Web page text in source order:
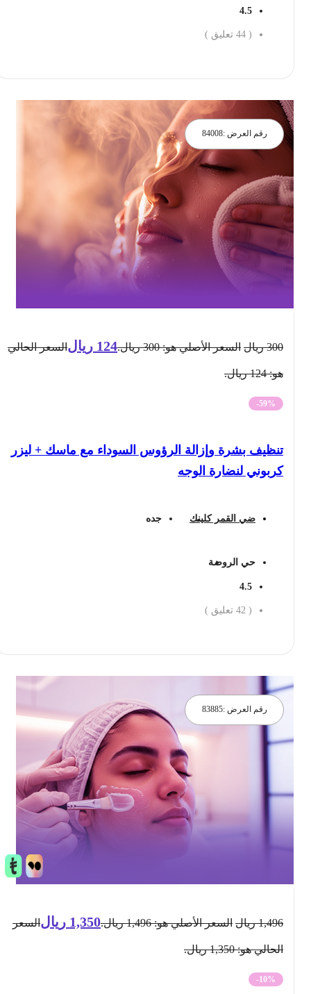
4.5
44 تعليق )
رقم العرض :84008
ريال السعر الأصلي هو: 300 ريال. 124 ريال السعر الحالي
-59%
تنظيف بشرة وإزالة الرؤوس السوداء مع ماسك + ليزر
كربوني لنضارة الوجه
ضي القمر كلينك جده
حي الروضة
4.5
42 تعليق )
رقم العرض :83885
1,496 ريال السعر الأصلي هو: 1,496 ريال. 1,350 ريال السعر
الحالي هو: 1,350 ريال.
-10%